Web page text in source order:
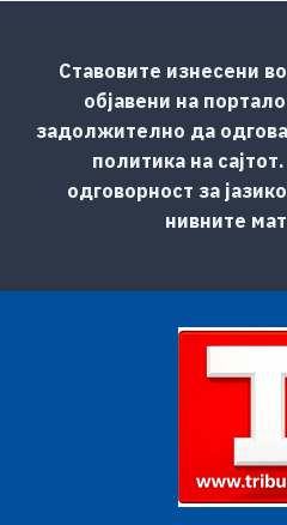
Ставовите изнесени
објавени на
задолжително да
политика на
одговорност за
нивните